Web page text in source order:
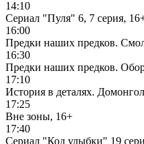
14:10
Сериал "Пуля" 6, 7 серия,
16:00
Предки наших предков.
16:30
Предки наших предков.
17:10
История в деталях.
17:25
Вне зоны, 16+
17:40
Сериал "Код улыбки" 19